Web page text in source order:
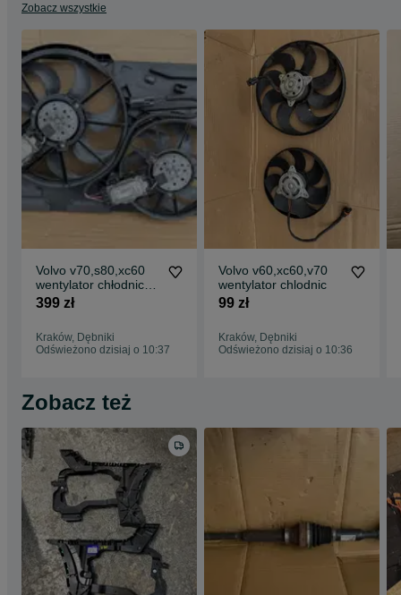
Zobacz wszystkie
Volvo v70,s80,xc60
wentylator chłodnic
31200,375
399 zł
Kraków, Dębniki
Odświeżono dzisiaj o 10:37
Volvo v60,xc60,v70
wentylator chlodnic
99 zł
Kraków, Dębniki
Odświeżono dzisiaj o 10:36
Zobacz też